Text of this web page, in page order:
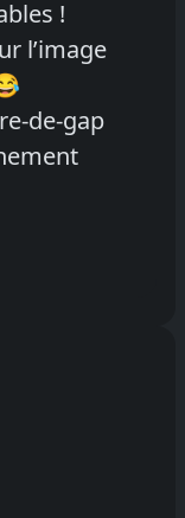
!
l’image
de-gap